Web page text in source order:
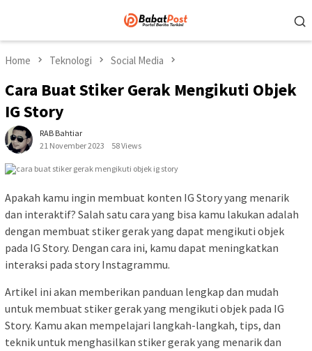
Menu
Home Teknologi Social Media
Cara Buat Stiker Gerak Mengikuti Objek
IG Story
RAB Bahtiar
21 November 2023
58 Views
Apakah kamu ingin membuat konten IG Story yang menarik
dan interaktif? Salah satu cara yang bisa kamu lakukan adalah
dengan membuat stiker gerak yang dapat mengikuti objek
pada IG Story. Dengan cara ini, kamu dapat meningkatkan
interaksi pada story Instagrammu.
Artikel ini akan memberikan panduan lengkap dan mudah
untuk membuat stiker gerak yang mengikuti objek pada IG
Story. Kamu akan mempelajari langkah-langkah, tips, dan
teknik untuk menghasilkan stiker gerak yang menarik dan